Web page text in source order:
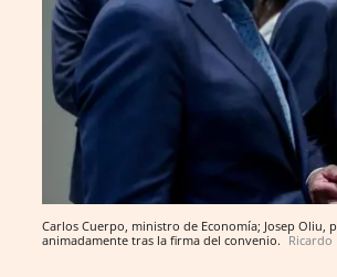
Carlos Cuerpo, ministro de Economía; Josep Oliu,
animadamente tras la firma del convenio. Ricardo